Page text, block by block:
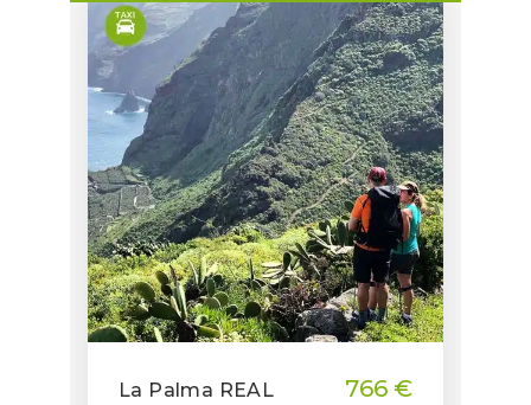
La Palma REAL 766 €